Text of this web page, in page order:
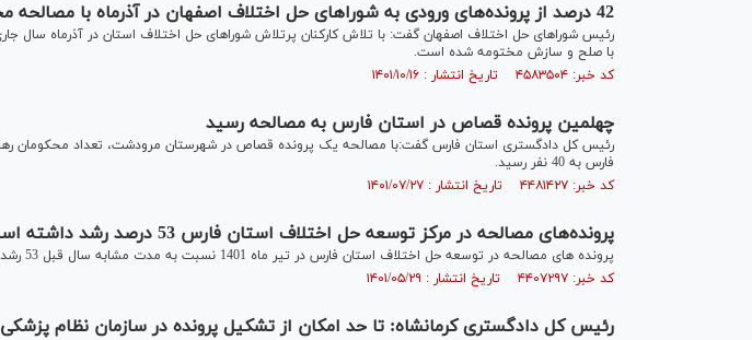
42 درصد از پرونده‌های ورودی به شوراهای حل اختلاف اصفهان در آذرماه با مصالحه مختومه شد
با صلح و سازش مختومه شده است.
کد خبر: ۴۵۸۳۵۰۴ تاریخ انتشار : ۱۴۰۱/۱۰/۱۶
چهلمین پرونده قصاص در استان فارس به مصالحه رسید
رئیس کل دادگستری استان فارس گفت:با مصالحه یک پرونده قصاص در شهرستان مرودشت، تعداد محکومان
فارس به 40 نفر رسید.
کد خبر: ۴۴۸۱۴۲۷ تاریخ انتشار : ۱۴۰۱/۰۷/۲۷
پرونده‌های مصالحه در مرکز توسعه حل اختلاف استان فارس 53 درصد رشد داشته است
پرونده های مصالحه در توسعه حل اختلاف استان فارس در تیر ماه 1401 نسبت به مدت مشابه سال قبل 53 رشد داشته است.
کد خبر: ۴۴۰۷۲۹۷ تاریخ انتشار : ۱۴۰۱/۰۵/۲۹
رئیس کل دادگستری کرمانشاه: تا حد امکان از تشکیل پرونده در سازمان نظام